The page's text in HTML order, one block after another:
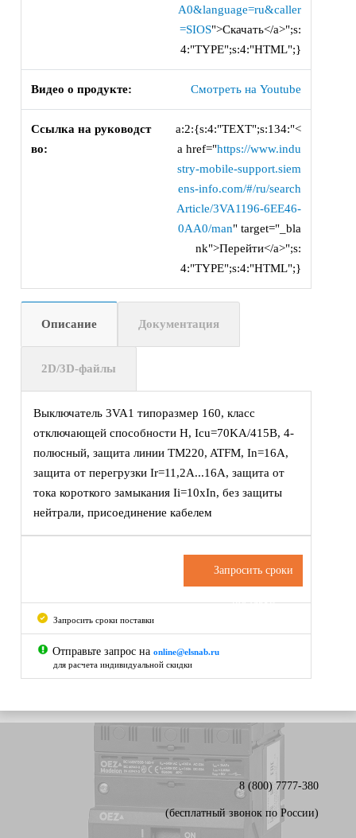
A0&language=ru&caller
=SIOS">Скачать</a>";s:
4:"TYPE";s:4:"HTML";}
Видео о продукте: Смотреть на Youtube
Ссылка на руководст
во:
a:2:{s:4:"TEXT";s:134:"<
a href="https://www.indu
stry-mobile-support.siem
ens-info.com/#/ru/search
Article/3VA1196-6EE46-
0AA0/man" target="_bla
nk">Перейти</a>";s:
4:"TYPE";s:4:"HTML";}
Описание Документация
2D/3D-файлы
Выключатель 3VA1 типоразмер 160, класс
отключающей способности H, Icu=70KA/415В, 4-
полюсный, защита линии TM220, ATFM, In=16А,
защита от перегрузки Ir=11,2A...16А, защита от
тока короткого замыкания Ii=10xIn, без защиты
нейтрали, присоединение кабелем
Запросить сроки
поставки
Запросить сроки поставки
Отправьте запрос на online@elsnab.ru
для расчета индивидуальной скидки
8 (800) 7777-380
(бесплатный звонок по России)